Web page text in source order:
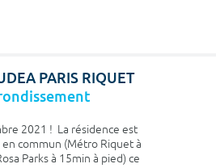
PARIS RIQUET
2021 ! La résidence est
commun (Métro Riquet à
Parks à 15min à pied) ce